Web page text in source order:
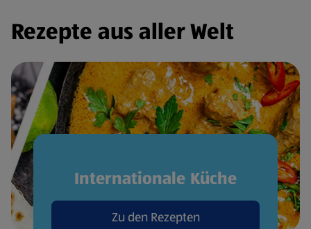
Rezepte aus aller Welt
Internationale Küche
Zu den Rezepten